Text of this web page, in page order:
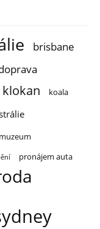
brisbane
klokan koala
muzeum
pronájem auta